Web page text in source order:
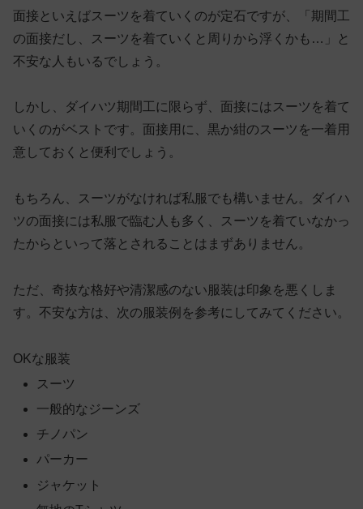
面接といえばスーツを着ていくのが定石ですが、「期間工
の面接だし、スーツを着ていくと周りから浮くかも…」と
不安な人もいるでしょう。
しかし、ダイハツ期間工に限らず、 面接にはスーツを着て
いくのがベスト です。面接用に、黒か紺のスーツを一着用
意しておくと便利でしょう。
もちろん、スーツがなければ私服でも構いません。ダイハ
ツの面接には私服で臨む人も多く、スーツを着ていなかっ
たからといって落とされることはまずありません。
ただ、奇抜な格好や清潔感のない服装は印象を悪くしま
す。不安な方は、次の服装例を参考にしてみてください。
OKな服装
スーツ
一般的なジーンズ
チノパン
パーカー
ジャケット